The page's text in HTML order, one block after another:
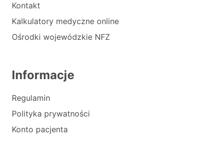
Kontakt
Kalkulatory medyczne online
Ośrodki wojewódzkie NFZ
Informacje
Regulamin
Polityka prywatności
Konto pacjenta